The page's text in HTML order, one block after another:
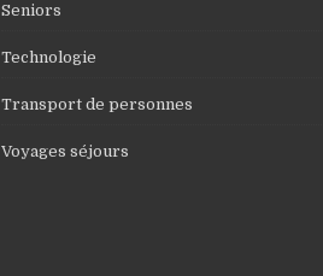
Seniors
Technologie
Transport de personnes
Voyages séjours